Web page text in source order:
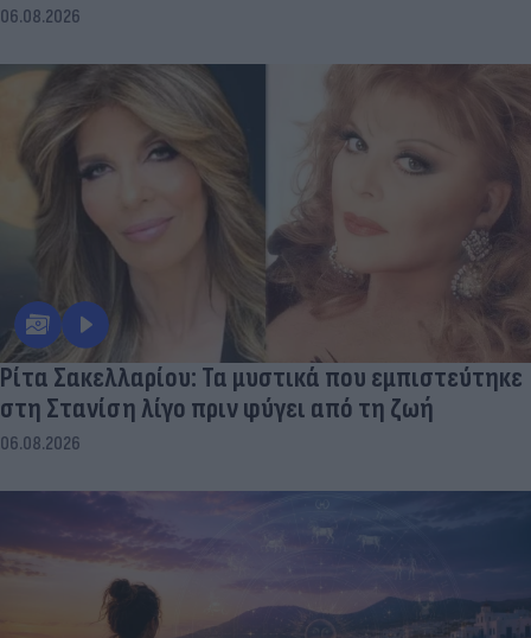
06.08.2026
Ρίτα Σακελλαρίου: Τα μυστικά που εμπιστεύτηκε
στη Στανίση λίγο πριν φύγει από τη ζωή
06.08.2026